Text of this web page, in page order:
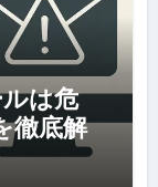
は危
徹底解